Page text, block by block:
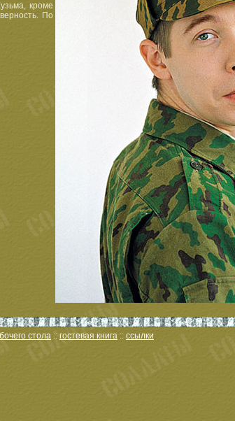
кроме
По
стола :: гостевая книга :: ссылки